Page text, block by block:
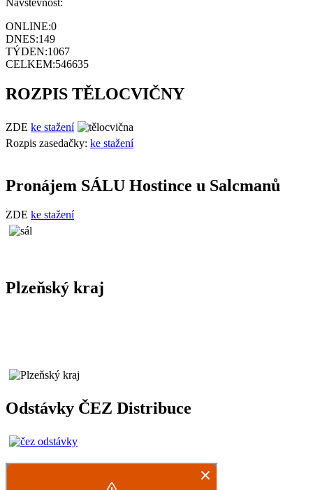
ONLINE:0
DNES:149
TÝDEN:1067
CELKEM:546635
ROZPIS TĚLOCVIČNY
ZDE ke stažení
Rozpis zasedačky: ke stažení
Pronájem SÁLU Hostince u Salcmanů
ZDE ke stažení
Plzeňský kraj
Odstávky ČEZ Distribuce